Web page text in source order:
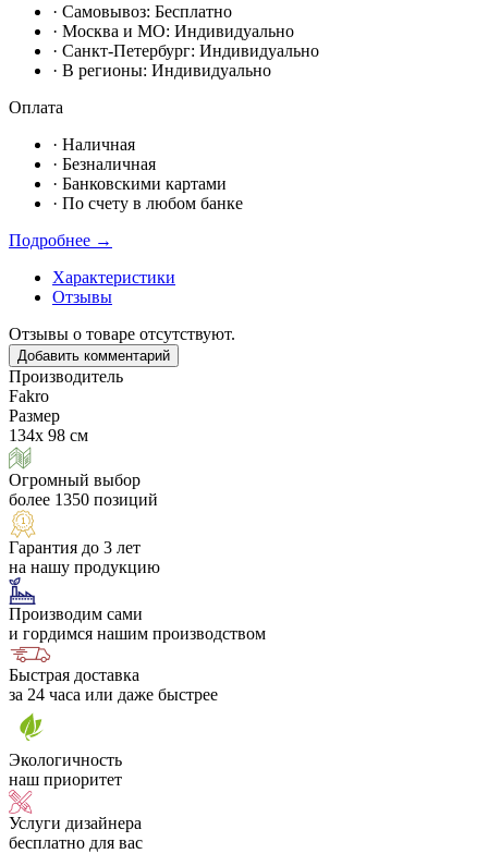
· Самовывоз: Бесплатно
· Москвa и МО: Индивидуально
· Санкт-Петербург: Индивидуально
· В регионы: Индивидуально
Оплата
· Наличная
· Безналичная
· Банковскими картами
· По счету в любом банке
Подробнее →
Характеристики
Отзывы
Отзывы о товаре отсутствуют.
Добавить комментарий
Производитель
Fakro
Размер
134х 98 см
Огромный выбор
более 1350 позиций
Гарантия до 3 лет
на нашу продукцию
Производим сами
и гордимся нашим производством
Быстрая доставка
за 24 часа или даже быстрее
Экологичность
наш приоритет
Услуги дизайнера
бесплатно для вас